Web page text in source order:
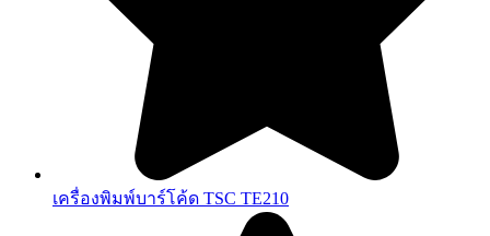
เครื่องพิมพ์บาร์โค้ด TSC TE210